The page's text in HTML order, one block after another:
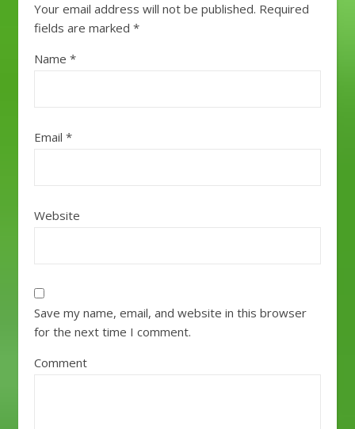
Your email address will not be published. Required
fields are marked *
Name *
Email *
Website
Save my name, email, and website in this browser
for the next time I comment.
Comment